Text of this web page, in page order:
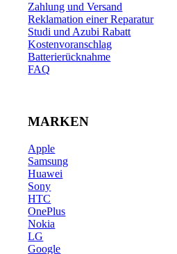
Zahlung und Versand
Reklamation einer Reparatur
Studi und Azubi Rabatt
Kostenvoranschlag
Batterierücknahme
FAQ
MARKEN
Apple
Samsung
Huawei
Sony
HTC
OnePlus
Nokia
LG
Google